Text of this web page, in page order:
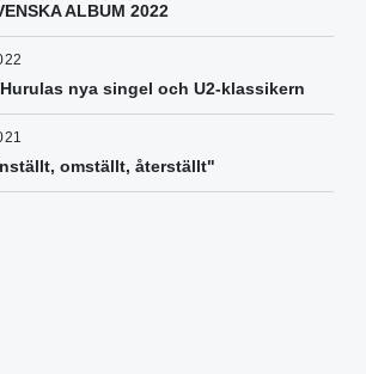
ALBUM 2022
Hurulas nya singel och U2-klassikern
omställt, återställt"